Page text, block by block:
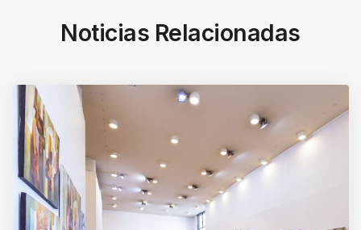
Noticias Relacionadas